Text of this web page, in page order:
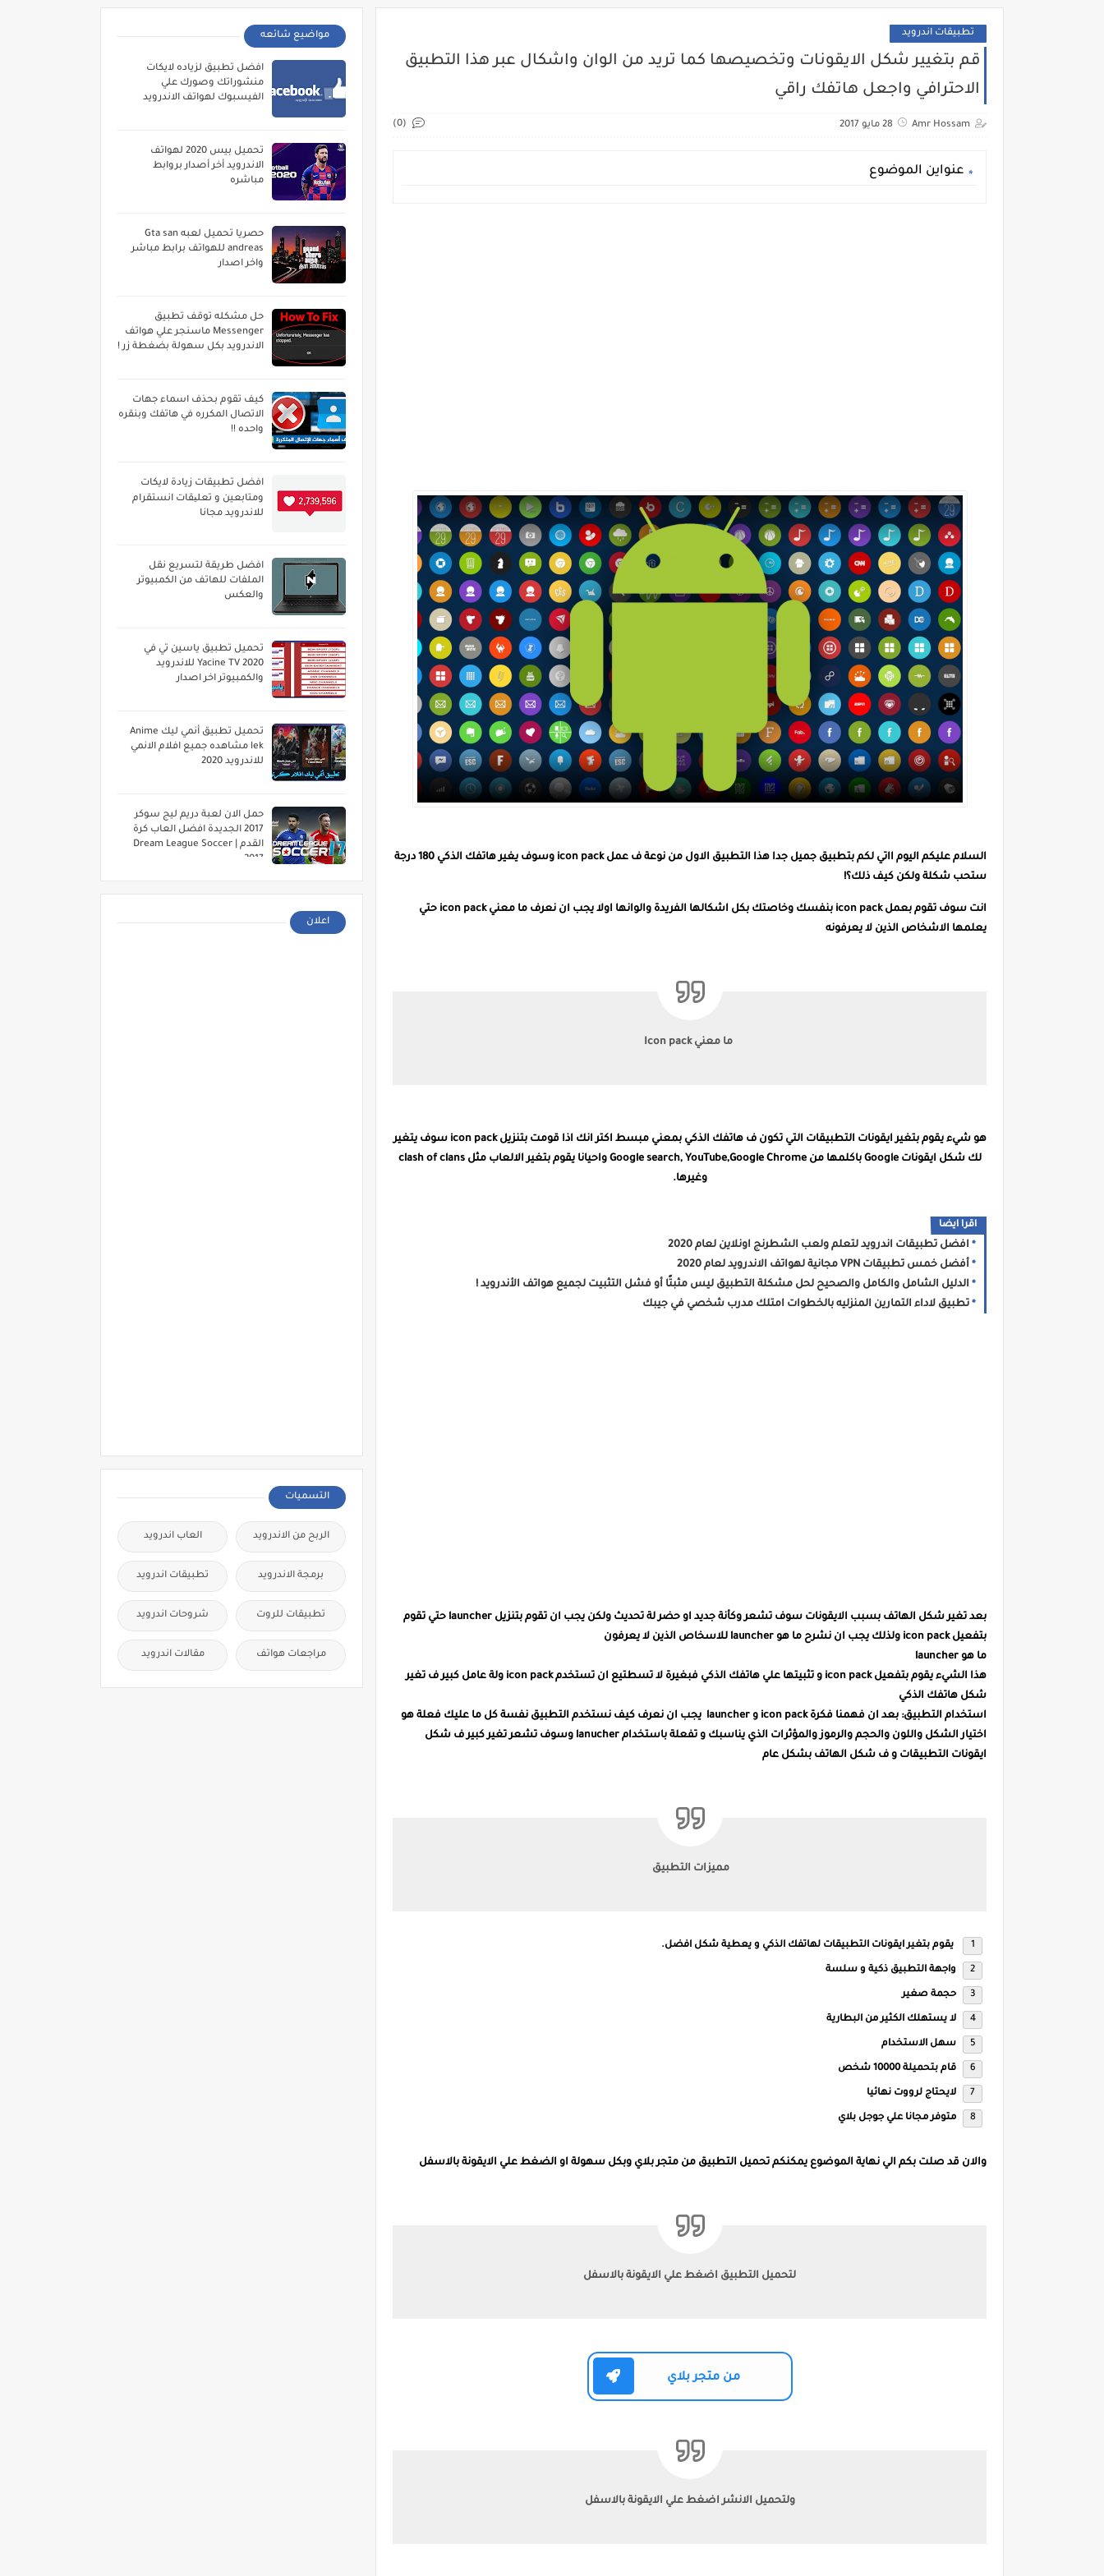
تطبيقات اندرويد
قم بتغيير شكل الايقونات وتخصيصها كما تريد من الوان واشكال عبر هذا التطبيق
الاحترافي واجعل هاتفك راقي
Amr Hossam 28 مايو 2017 (0)
عنواين الموضوع
السلام عليكم اليوم ااتي لكم بتطبيق جميل جدا هذا التطبيق الاول من نوعة ف عمل icon pack وسوف يغير هاتفك الذكي 180 درجة
ستحب شكلة ولكن كيف ذلك؟!
انت سوف تقوم بعمل icon pack بنفسك وخاصتك بكل اشكالها الفريدة والوانها اولا يجب ان نعرف ما معني icon pack حتي
يعلمها الاشخاص الذين لا يعرفونه
ما معني Icon pack
هو شيء يقوم بتغير ايقونات التطبيقات التي تكون ف هاتفك الذكي بمعني مبسط اكتر انك اذا قومت بتنزيل icon pack سوف يتغير
لك شكل ايقونات Google باكلمها من Google search, YouTube,Google Chrome واحيانا يقوم بتغير الالعاب مثل clash of clans
وغيرها.
اقرا ايضا
افضل تطبيقات اندرويد لتعلم ولعب الشطرنج اونلاين لعام 2020
أفضل خمس تطبيقات VPN مجانية لهواتف الاندرويد لعام 2020
الدليل الشامل والكامل والصحيح لحل مشكلة التطبيق ليس مثبتًا أو فشل التثبيت لجميع هواتف الأندرويد !
تطبيق لاداء التمارين المنزليه بالخطوات امتلك مدرب شخصي في جيبك
بعد تغير شكل الهاتف بسبب الايقونات سوف تشعر وكأنة جديد او حضر لة تحديث ولكن يجب ان تقوم بتنزيل launcher حتي تقوم
بتفعيل icon pack ولذلك يجب ان نشرح ما هو launcher للاسخاص الذين لا يعرفون
ما هو launcher
هذا الشيء يقوم بتفعيل icon pack و تثبيتها علي هاتفك الذكي فبغيرة لا تسطتيع ان تستخدم icon pack ولة عامل كبير ف تغير
شكل هاتفك الذكي
استخدام التطبيق: بعد ان فهمنا فكرة icon pack و launcher يجب ان نعرف كيف نستخدم التطبيق نفسة كل ما عليك فعلة هو
اختيار الشكل واللون والحجم والرموز والمؤثرات الذي يناسبك و تفعلة باستخدام lanucher وسوف تشعر تغير كبير ف شكل
ايقونات التطبيقات و ف شكل الهاتف بشكل عام
مميزات التطبيق
يقوم بتغير ايقونات التطبيقات لهاتفك الذكي و يعطية شكل افضل.
واجهة التطبيق ذكية و سلسة
حجمة صغير
لا يستهلك الكثير من البطارية
سهل الاستخدام
قام بتحميلة 10000 شخص
لايحتاج لرووت نهائيا
متوفر مجانا علي جوجل بلاي
والان قد صلت بكم الي نهاية الموضوع يمكنكم تحميل التطبيق من متجر بلاي وبكل سهولة او الضغط علي الايقونة بالاسفل
لتحميل التطبيق اضغط علي الايقونة بالاسفل
من متجر بلاي
ولتحميل الانشر اضغط علي الايقونة بالاسفل
مواضيع شائعه
افضل تطبيق لزياده لايكات
منشوراتك وصورك علي
الفيسبوك لهواتف الاندرويد
تحميل بيس 2020 لهواتف
الاندرويد أخر أصدار بروابط
مباشره
حصريا تحميل لعبه Gta san
andreas للهواتف برابط مباشر
واخر اصدار
حل مشكله توقف تطبيق
Messenger ماسنجر علي هواتف
الاندرويد بكل سهولة بضغطة زر !
كيف تقوم بحذف اسماء جهات
الاتصال المكرره في هاتفك وبنقره
واحده !!
افضل تطبيقات زيادة لايكات
ومتابعين و تعلیقات انستقرام
للاندرويد مجانا
افضل طريقة لتسريع نقل
الملفات للهاتف من الكمبيوتر
والعكس
تحميل تطبيق ياسين تي في
Yacine TV 2020 للاندرويد
والكمبيوتر اخر اصدار
تحميل تطبيق أنمي ليك Anime
lek مشاهده جميع افلام الانمي
للاندرويد 2020
حمل الان لعبة دريم ليج سوكر
2017 الجديدة افضل العاب كرة
القدم | Dream League Soccer
2017
اعلان
التسميات
الربح من الاندرويد العاب اندرويد
برمجة الاندرويد تطبيقات اندرويد
تطبيقات للروت شروحات اندرويد
مراجعات هواتف مقالات اندرويد